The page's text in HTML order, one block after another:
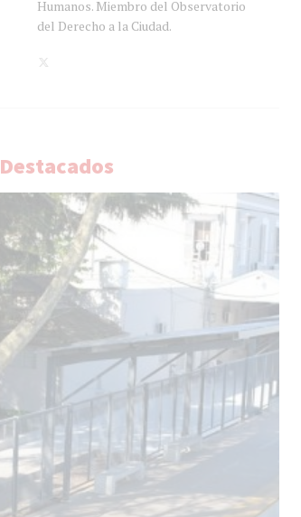
Humanos. Miembro del Observatorio
del Derecho a la Ciudad.
Destacados